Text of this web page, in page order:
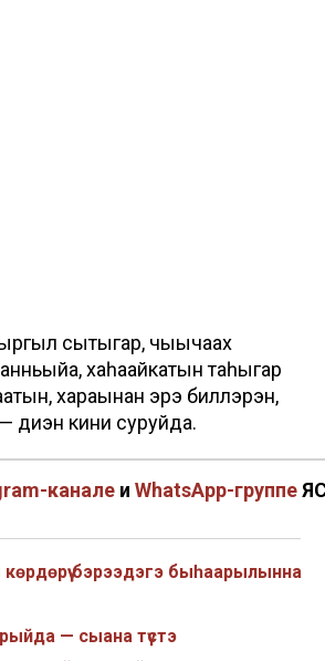
сытыгар, чыычаах
хаһаайкатын таһыгар
хараҕынан эрэ биллэрэн,
диэн кини суруйда.
канале и WhatsApp-группе
бэрээдэгэ быһаарылынна
— сыана түстэ